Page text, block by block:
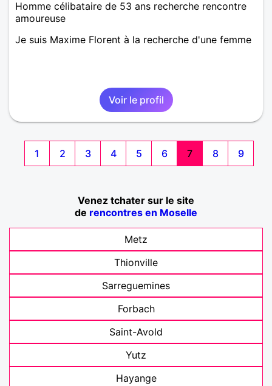
Homme célibataire de 53 ans recherche rencontre
amoureuse
Je suis Maxime Florent à la recherche d'une femme
Voir le profil
1 2 3 4 5 6 7 8 9
Venez tchater sur le site
de rencontres en Moselle
Metz
Thionville
Sarreguemines
Forbach
Saint-Avold
Yutz
Hayange